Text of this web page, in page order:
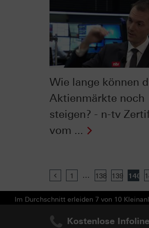
Wie lange können
Aktienmärkte noch
steigen? - n-tv
vom ...
Previous
1 ... 138 139 140
Im Durchschnitt erleiden 7 von 10
Kostenlose